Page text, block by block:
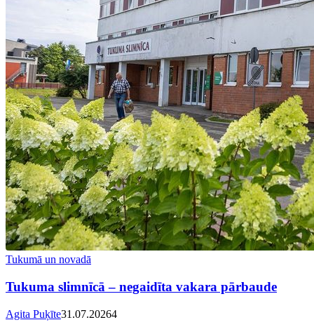
Tukumā un novadā
Tukuma slimnīcā – negaidīta vakara pārbaude
Agita Puķīte31.07.20264